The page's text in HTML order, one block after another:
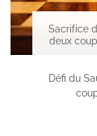
Sacrifice
deux
Défi du